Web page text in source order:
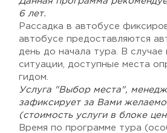
6 лет.
Рассадка в автобусе
автобусе предоставляются
день до начала тура. В случае
ситуации, доступные места
гидом.
Услуга "Выбор места",
зафиксирует за Вами
(стоимость услуги в блоке
Время по программе тура